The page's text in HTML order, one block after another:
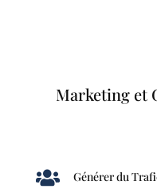
Marketing et
 Générer du